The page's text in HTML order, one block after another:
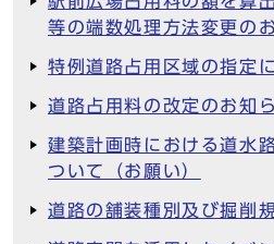
等の端数処理方法変更の
特例道路占用区域の指定
道路占用料の改定のお知
建築計画時における道水
ついて（お願い）
道路の舗装種別及び掘削